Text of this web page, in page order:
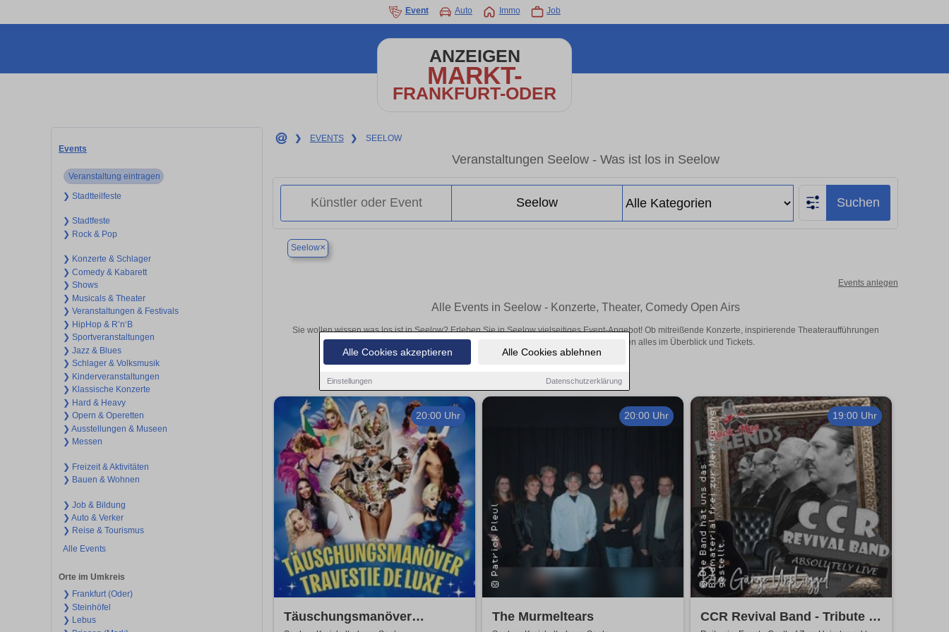
Alle Cookies akzeptieren Alle Cookies ablehnen
Einstellungen Datenschutzerklärung
Event Auto Immo Job
ANZEIGEN
MARKT-
FRANKFURT-ODER
Events
Veranstaltung eintragen
❯ Stadtteilfeste
❯ Stadtfeste
❯ Rock & Pop
❯ Konzerte & Schlager
❯ Comedy & Kabarett
❯ Shows
❯ Musicals & Theater
❯ Veranstaltungen & Festivals
❯ HipHop & R’n‘B
❯ Sportveranstaltungen
❯ Jazz & Blues
❯ Schlager & Volksmusik
❯ Kinderveranstaltungen
❯ Klassische Konzerte
❯ Hard & Heavy
❯ Opern & Operetten
❯ Ausstellungen & Museen
❯ Messen
❯ Freizeit & Aktivitäten
❯ Bauen & Wohnen
❯ Job & Bildung
❯ Auto & Verker
❯ Reise & Tourismus
Alle Events
Orte im Umkreis
❯ Frankfurt (Oder)
❯ Steinhöfel
❯ Lebus
❯ EVENTS ❯ SEELOW
Veranstaltungen Seelow - Was ist los in Seelow
Suchen
Seelow×
Events anlegen
Alle Events in Seelow - Konzerte, Theater, Comedy Open Airs
Sie wollen wissen was los ist in Seelow? Erleben Sie in Seelow vielseitiges Event-Angebot! Ob mitreißende Konzerte, inspirierende Theateraufführungen
oder aufregende Veranstaltungen in Seelow – hier finden alles im Überblick und Tickets.
20:00 Uhr
Täuschungsmanöver
20:00 Uhr
The Murmeltears
19:00 Uhr
CCR Revival Band - Tribute to